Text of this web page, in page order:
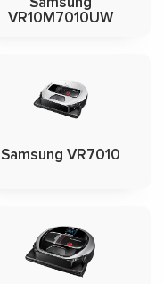
VR10M7010UW
Samsung VR7010